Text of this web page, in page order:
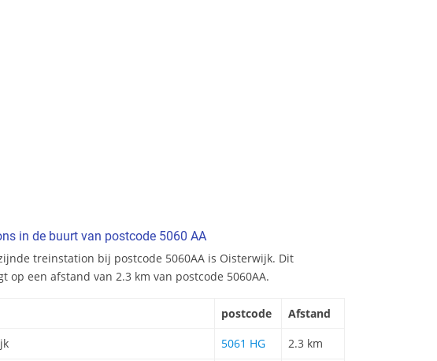
in de buurt van postcode 5060 AA
treinstation bij postcode 5060AA is Oisterwijk. Dit
op een afstand van 2.3 km van postcode 5060AA.
postcode
Afstand
5061 HG 2.3 km